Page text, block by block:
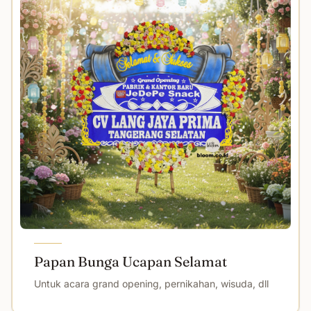
Papan Bunga Ucapan Selamat
Untuk acara grand opening, pernikahan, wisuda, dll